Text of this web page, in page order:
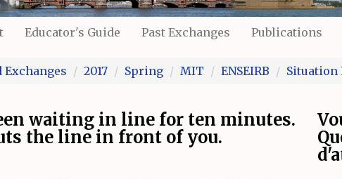
Educator's Guide Past Exchanges Publications
2017 Spring MIT ENSEIRB Situation
waiting in line for ten minutes.
the line in front of you.